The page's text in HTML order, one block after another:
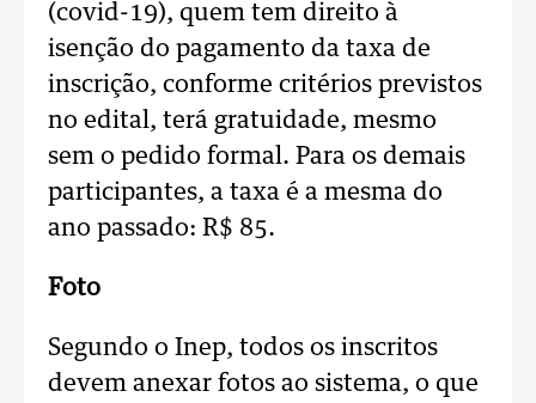
(covid-19), quem tem direito à
isenção do pagamento da taxa de
inscrição, conforme critérios previstos
no edital, terá gratuidade, mesmo
sem o pedido formal. Para os demais
participantes, a taxa é a mesma do
ano passado: R$ 85.
Foto
Segundo o Inep, todos os inscritos
devem anexar fotos ao sistema, o que